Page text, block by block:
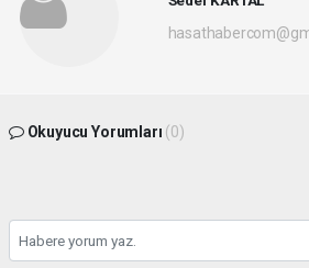
Okuyucu Yorumları (0)